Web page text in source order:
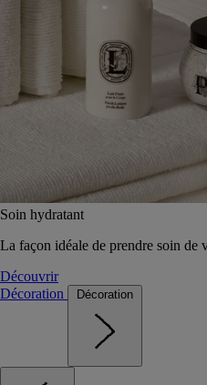
Soin hydratant
La façon idéale de prendre soin de
Découvrir
Décoration
Décoration